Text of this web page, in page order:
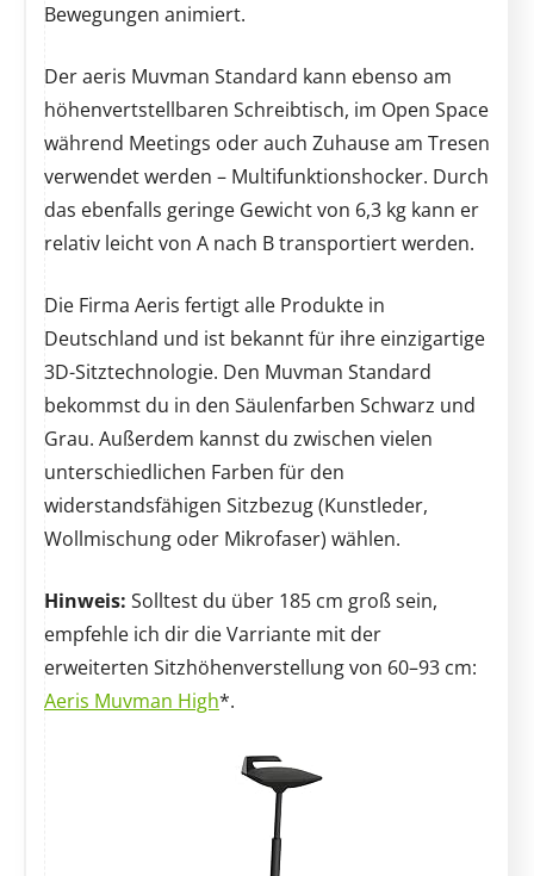
Bewegungen animiert.
Der aeris Muvman Standard kann ebenso am
höhenvertstellbaren Schreibtisch, im Open Space
während Meetings oder auch Zuhause am Tresen
verwendet werden – Multifunktionshocker. Durch
das ebenfalls geringe Gewicht von 6,3 kg kann er
relativ leicht von A nach B transportiert werden.
Die Firma Aeris fertigt alle Produkte in
Deutschland und ist bekannt für ihre einzigartige
3D-Sitztechnologie. Den Muvman Standard
bekommst du in den Säulenfarben Schwarz und
Grau. Außerdem kannst du zwischen vielen
unterschiedlichen Farben für den
widerstandsfähigen Sitzbezug (Kunstleder,
Wollmischung oder Mikrofaser) wählen.
Hinweis: Solltest du über 185 cm groß sein,
empfehle ich dir die Varriante mit der
erweiterten Sitzhöhenverstellung von 60–93 cm:
Aeris Muvman High*.